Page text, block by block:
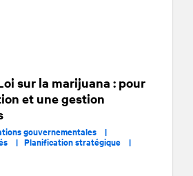
sur la marijuana : pour
et une gestion
gouvernementales |
| Planification stratégique |